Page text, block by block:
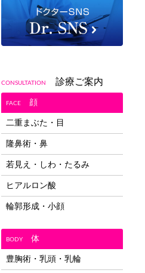
CONSULTATION 診療ご案内
FACE 顔
二重まぶた・目
隆鼻術・鼻
若見え・しわ・たるみ
ヒアルロン酸
輪郭形成・小顔
BODY 体
豊胸術・乳頭・乳輪